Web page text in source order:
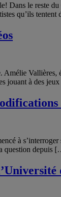
le reste
qu’ils
jouant à des
à
question depuis